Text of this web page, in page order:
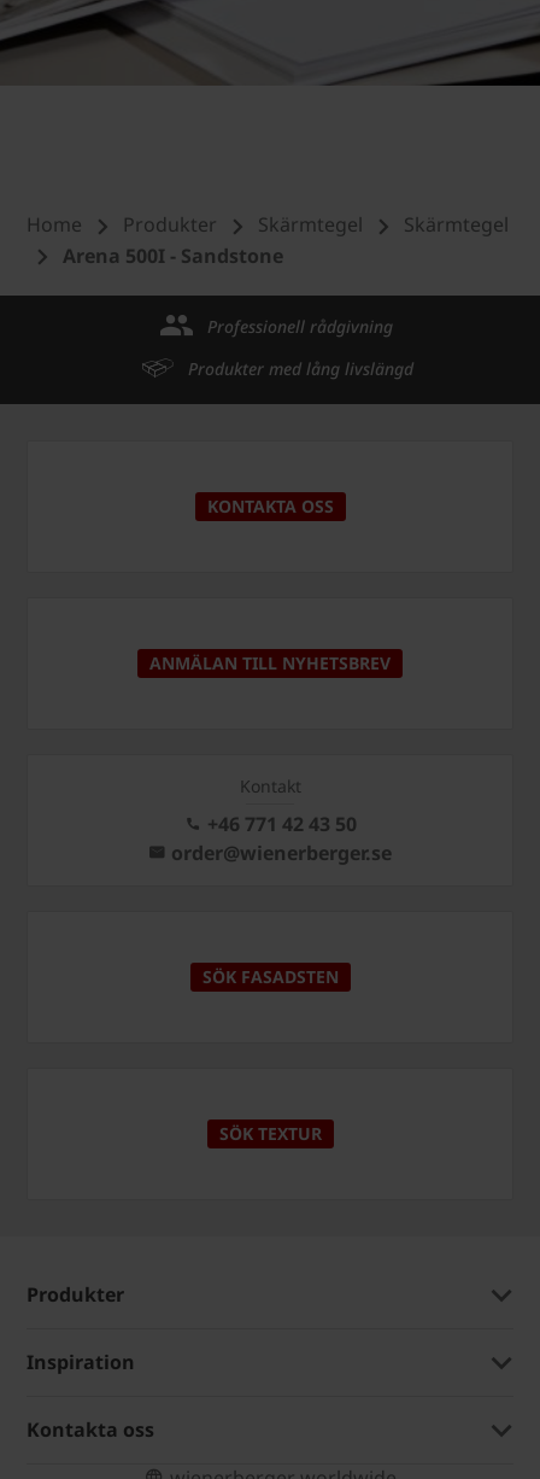
Home Produkter Skärmtegel
Skärmtegel
Arena 500I - Sandstone
Professionell rådgivning
Produkter med lång livslängd
KONTAKTA OSS
ANMÄLAN TILL NYHETSBREV
Kontakt
+46 771 42 43 50
order@wienerberger.se
SÖK FASADSTEN
SÖK TEXTUR
Produkter
Inspiration
Kontakta oss